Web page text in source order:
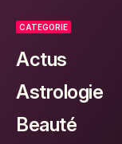
CATEGORIE
Actus
Astrologie
Beauté